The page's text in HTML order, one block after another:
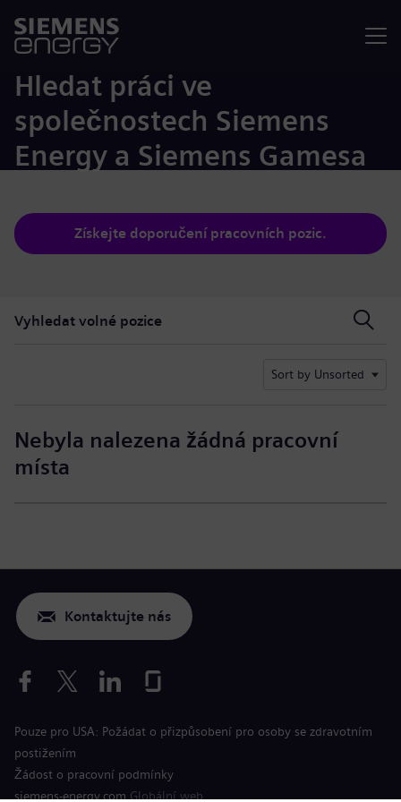
Hledat práci ve
společnostech Siemens
Energy a Siemens Gamesa
Získejte doporučení pracovních pozic.
Vyhledat volné pozice
Sort by Unsorted
Nebyla nalezena žádná pracovní
místa
Kontaktujte nás
Pouze pro USA: Požádat o přizpůsobení pro osoby se zdravotním
postižením
Žádost o pracovní podmínky
siemens-energy.com Globální web